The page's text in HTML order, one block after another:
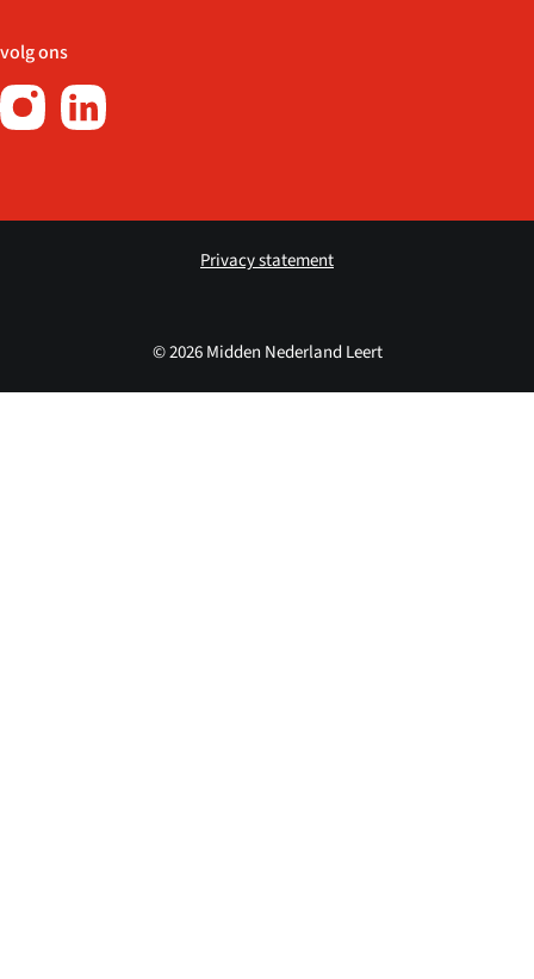
volg ons
© 2026 Midden Nederland Leert
Privacy statement